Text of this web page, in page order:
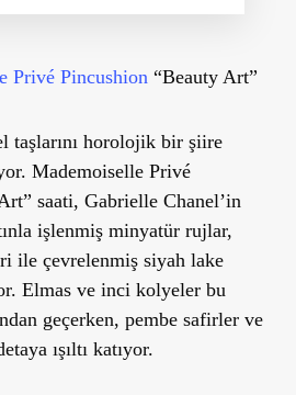
Privé Pincushion “Beauty Art”
taşlarını horolojik bir şiire
Mademoiselle Privé
saati, Gabrielle Chanel’in
işlenmiş minyatür rujlar,
ile çevrelenmiş siyah lake
Elmas ve inci kolyeler bu
geçerken, pembe safirler ve
ışıltı katıyor.